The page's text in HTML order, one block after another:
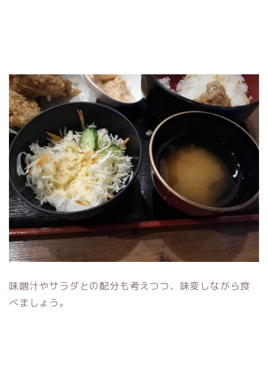
味噌汁やサラダとの配分も考えつつ、味変しながら食
べましょう。